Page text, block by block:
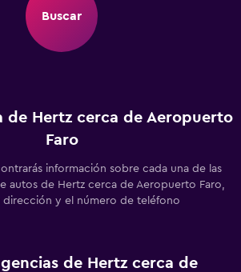
Buscar
de Hertz cerca de Aeropuerto
Faro
información sobre cada una de las
autos de Hertz cerca de Aeropuerto Faro,
dirección y el número de teléfono
de Hertz cerca de